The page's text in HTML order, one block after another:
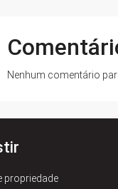
Nenhum comentário
propriedade